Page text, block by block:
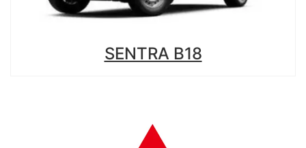
SENTRA B18